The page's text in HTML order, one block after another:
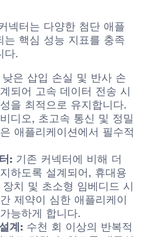
넥터는 다양한 첨단 애플
는 핵심 성능 지표를 충족
다.
낮은 삽입 손실 및 반사 손
되어 고속 데이터 전송 시
을 최적으로 유지합니다.
디오, 초고속 통신 및 정밀
애플리케이션에서 필수적
: 기존 커넥터에 비해 더
하도록 설계되어, 휴대용
치 및 초소형 임베디드 시
제약이 심한 애플리케이
능하게 합니다.
계: 수천 회 이상의 반복적